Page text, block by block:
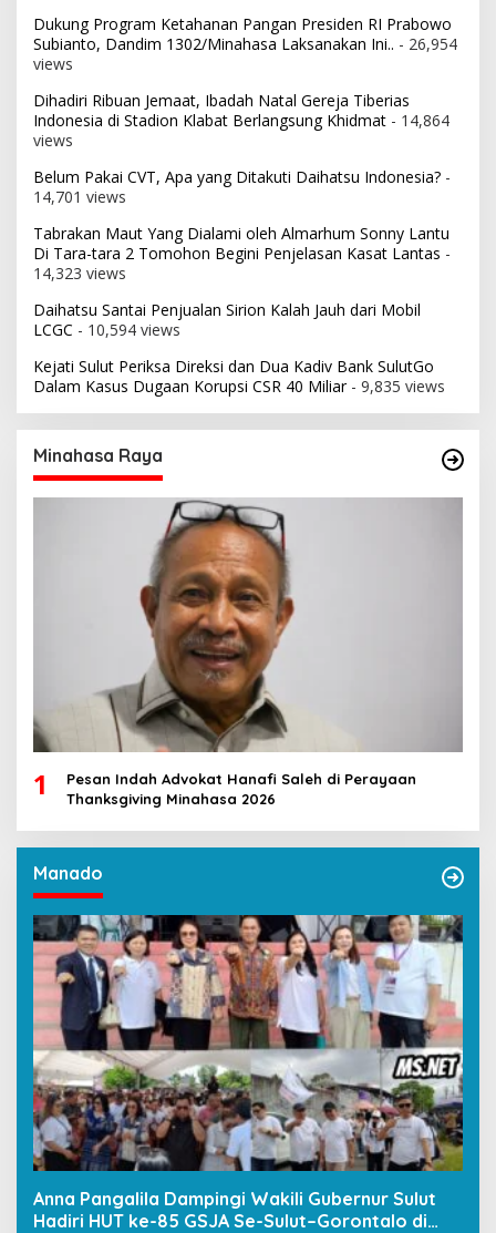
Dukung Program Ketahanan Pangan Presiden RI Prabowo
Subianto, Dandim 1302/Minahasa Laksanakan Ini.. - 26,954
views
Dihadiri Ribuan Jemaat, Ibadah Natal Gereja Tiberias
Indonesia di Stadion Klabat Berlangsung Khidmat - 14,864
views
Belum Pakai CVT, Apa yang Ditakuti Daihatsu Indonesia? -
14,701 views
Tabrakan Maut Yang Dialami oleh Almarhum Sonny Lantu
Di Tara-tara 2 Tomohon Begini Penjelasan Kasat Lantas -
14,323 views
Daihatsu Santai Penjualan Sirion Kalah Jauh dari Mobil
LCGC - 10,594 views
Kejati Sulut Periksa Direksi dan Dua Kadiv Bank SulutGo
Dalam Kasus Dugaan Korupsi CSR 40 Miliar- 9,835 views
Minahasa Raya
1
Pesan Indah Advokat Hanafi Saleh di Perayaan
Thanksgiving Minahasa 2026
Manado
Anna Pangalila Dampingi Wakili Gubernur Sulut
Hadiri HUT ke-85 GSJA Se-Sulut–Gorontalo di